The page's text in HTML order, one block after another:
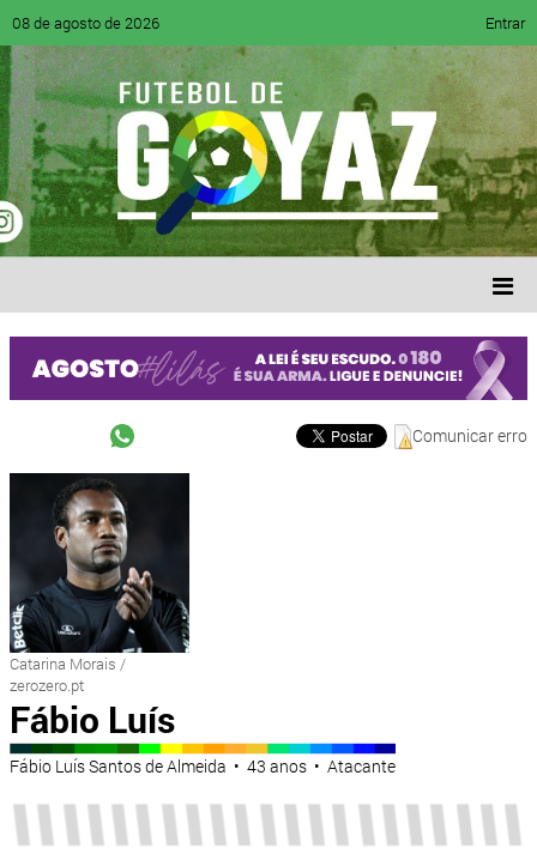
08 de agosto de 2026 Entrar
Comunicar erro
Catarina Morais /
zerozero.pt
Fábio Luís
Fábio Luís Santos de Almeida • 43 anos • Atacante